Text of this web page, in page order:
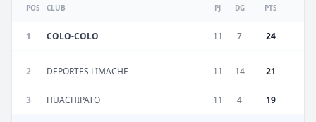
POS CLUB PJ DG PTS
1 COLO-COLO 11 7 24
2 DEPORTES LIMACHE 11 14 21
3 HUACHIPATO 11 4 19